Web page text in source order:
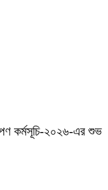
কর্মসূচি-২০২৬-এর শুভ